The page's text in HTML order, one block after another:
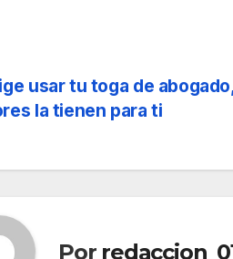
usar tu toga de
la tienen para ti
Por